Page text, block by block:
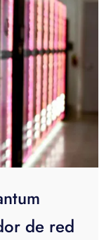
de red